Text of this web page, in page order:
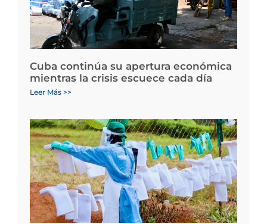
Cuba continúa su apertura económica
mientras la crisis escuece cada día
Leer Más >>